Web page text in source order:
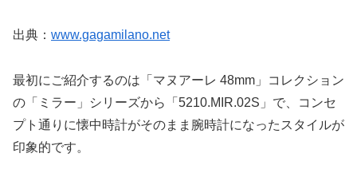
出典： www.gagamilano.net
最初にご紹介するのは「マヌアーレ 48mm」コレクション
の「ミラー」シリーズから「5210.MIR.02S」で、コンセ
プト通りに懐中時計がそのまま腕時計になったスタイルが
印象的です。